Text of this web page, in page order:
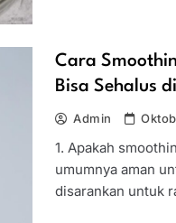
Cara
Bisa Sehalus
Admin
1. Apakah
umumnya aman
disarankan untuk